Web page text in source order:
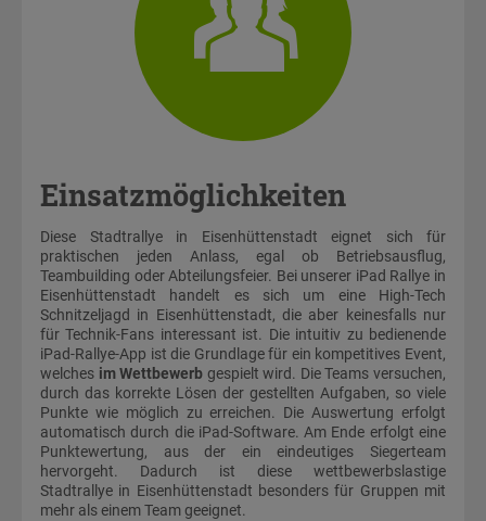
Einsatzmöglichkeiten
Diese Stadtrallye in Eisenhüttenstadt eignet sich für
praktischen jeden Anlass, egal ob Betriebsausflug,
Teambuilding oder Abteilungsfeier. Bei unserer iPad Rallye in
Eisenhüttenstadt handelt es sich um eine High-Tech
Schnitzeljagd in Eisenhüttenstadt, die aber keinesfalls nur
für Technik-Fans interessant ist. Die intuitiv zu bedienende
iPad-Rallye-App ist die Grundlage für ein kompetitives Event,
welches im Wettbewerb gespielt wird. Die Teams versuchen,
durch das korrekte Lösen der gestellten Aufgaben, so viele
Punkte wie möglich zu erreichen. Die Auswertung erfolgt
automatisch durch die iPad-Software. Am Ende erfolgt eine
Punktewertung, aus der ein eindeutiges Siegerteam
hervorgeht. Dadurch ist diese wettbewerbslastige
Stadtrallye in Eisenhüttenstadt besonders für Gruppen mit
mehr als einem Team geeignet.